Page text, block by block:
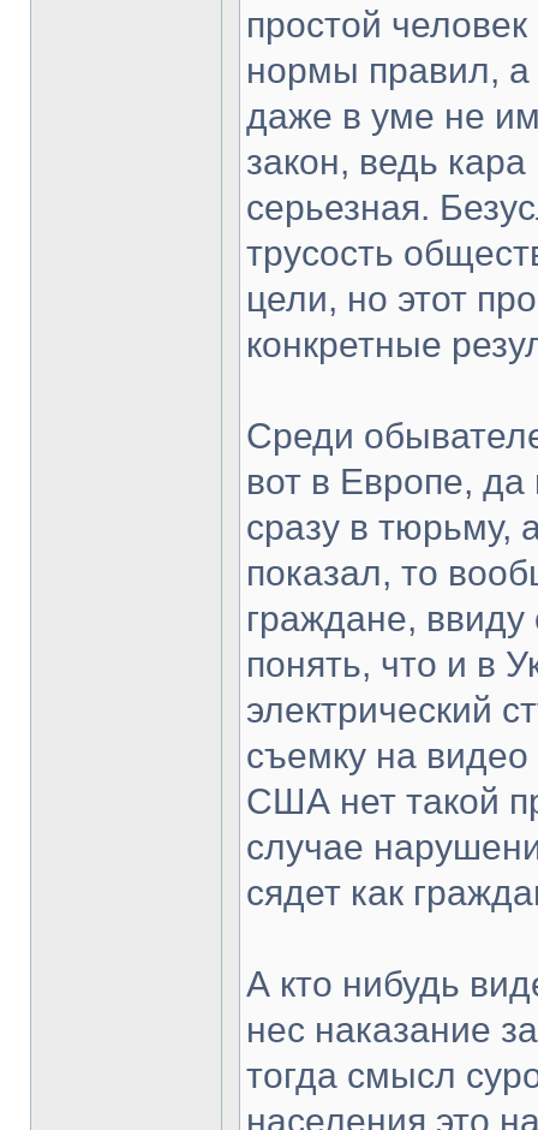
простой
нормы правил, а
даже в уме не
закон, ведь
серьезная.
трусость
цели, но этот
конкретные
Среди
вот в Европе,
сразу в тюрьму,
показал, то
граждане, ввиду
понять, что и в
электрический
съемку на
США нет такой
случае
сядет как
А кто нибудь
нес наказание
тогда смысл
населения это